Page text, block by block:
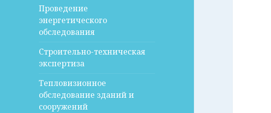
Проведение
энергетического
обследования
Строительно-техническая
экспертиза
Тепловизионное
обследование зданий и
сооружений